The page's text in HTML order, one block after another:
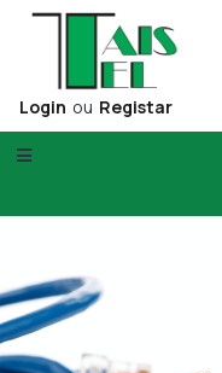
Login ou Registar